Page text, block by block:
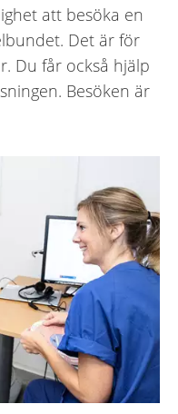
att besöka en
Det är för
Du får också hjälp
Besöken är